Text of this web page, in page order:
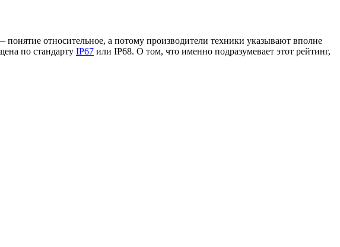
относительное, а потому производители техники указывают вполне
по стандарту IP67 или IP68. О том, что именно подразумевает этот рейтинг,